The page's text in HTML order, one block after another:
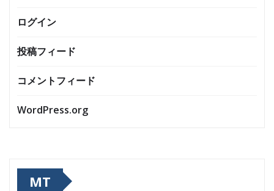
ログイン
投稿フィード
コメントフィード
WordPress.org
MT